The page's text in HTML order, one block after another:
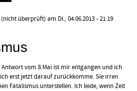
(nicht überprüft) am Di., 04.06.2013 - 21:19
vom 8.Mai ist mir entgangen und ich
erst jetzt darauf zurückkomme. Sie irren
Fatalismus unterstellen. Ich leide, wenn Zeit